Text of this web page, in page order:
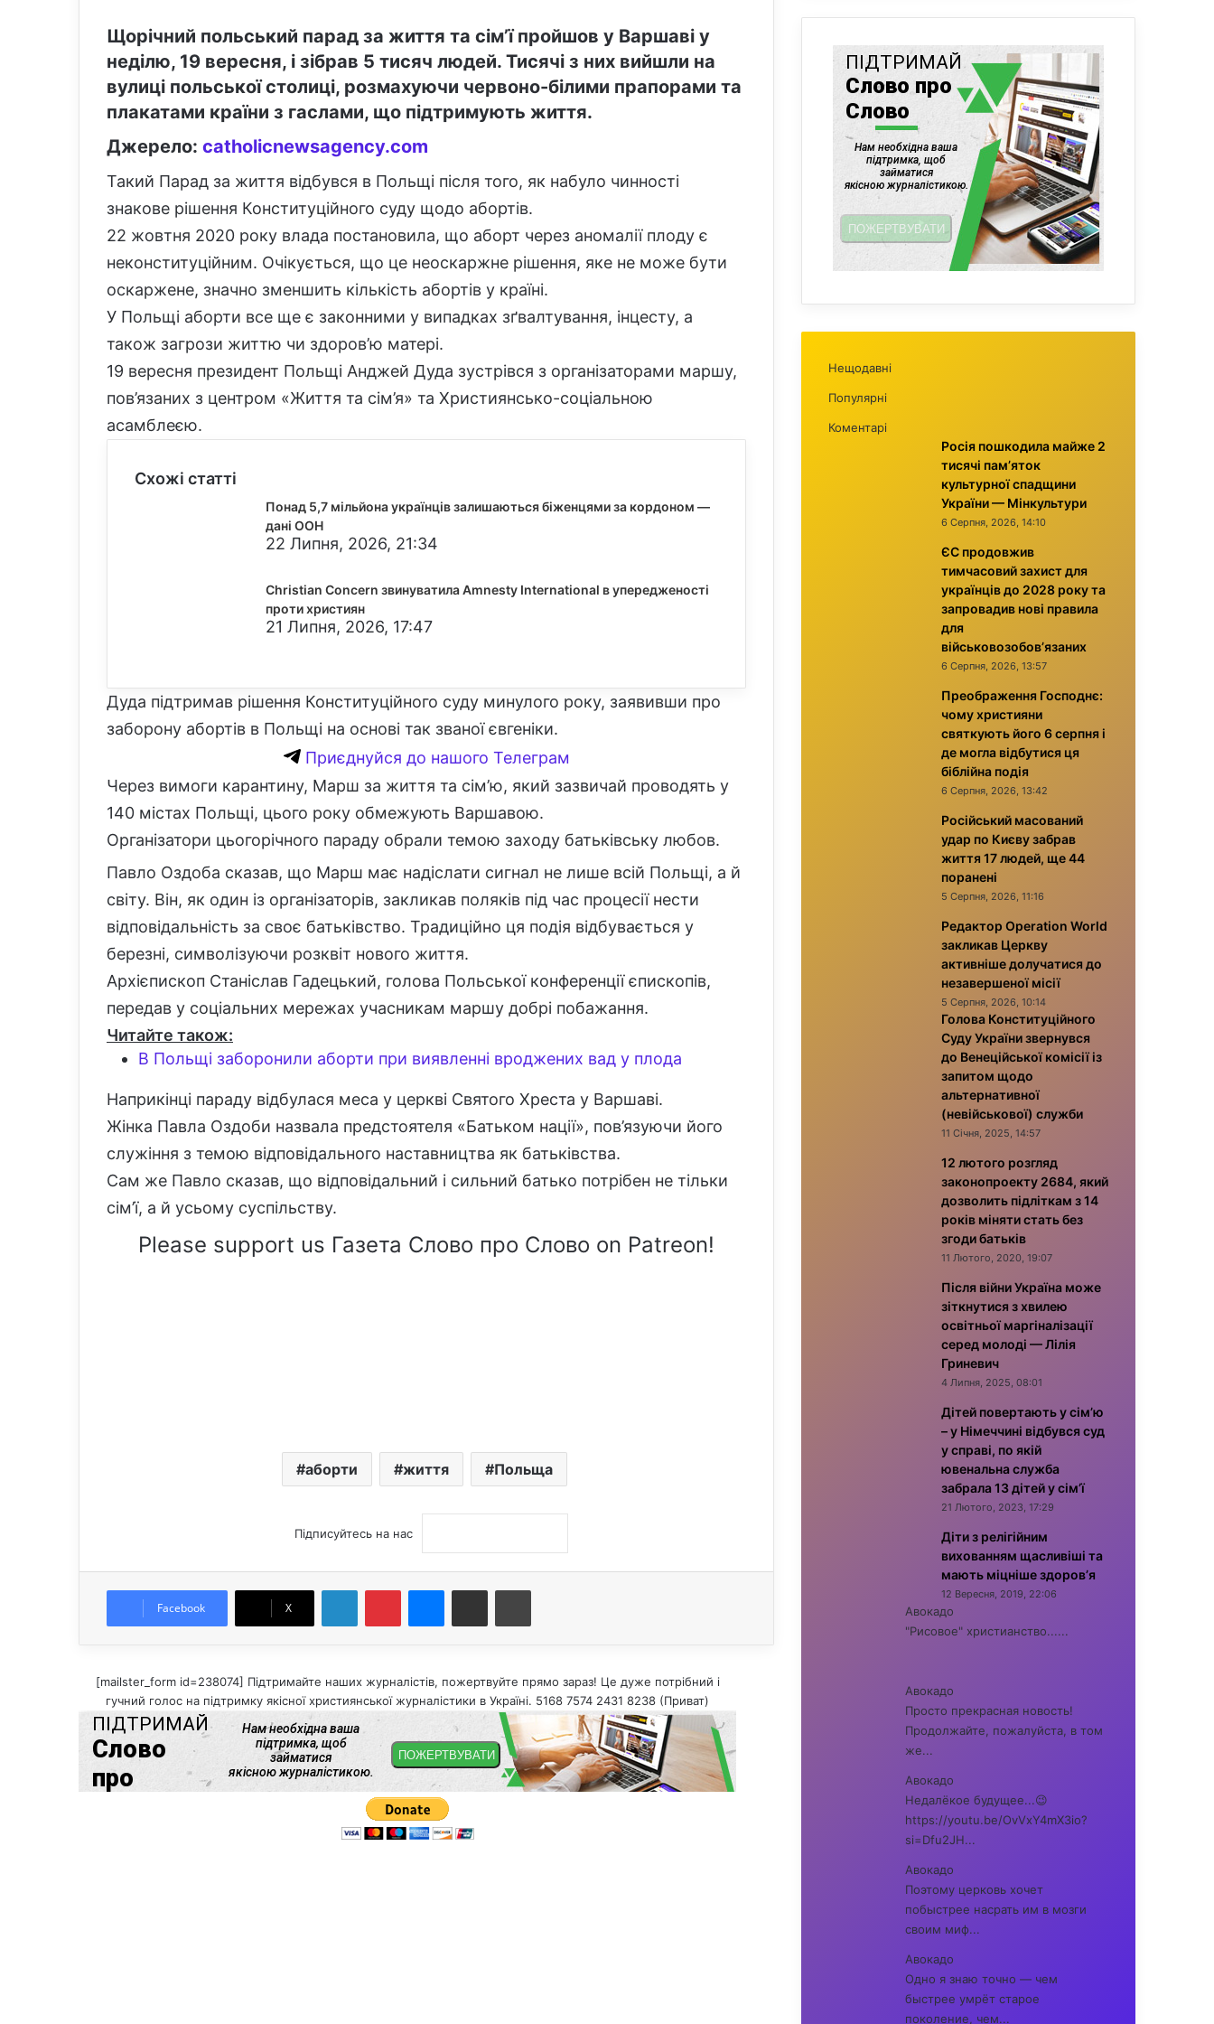
Щорічний польський парад за життя та сім’ї пройшов у Варшаві у
неділю, 19 вересня, і зібрав 5 тисяч людей. Тисячі з них вийшли на
вулиці польської столиці, розмахуючи червоно-білими прапорами та
плакатами країни з гаслами, що підтримують життя.
Джерело: catholicnewsagency.com
Такий Парад за життя відбувся в Польщі після того, як набуло чинності
знакове рішення Конституційного суду щодо абортів.
22 жовтня 2020 року влада постановила, що аборт через аномалії плоду є
неконституційним. Очікується, що це неоскаржне рішення, яке не може бути
оскаржене, значно зменшить кількість абортів у країні.
У Польщі аборти все ще є законними у випадках зґвалтування, інцесту, а
також загрози життю чи здоров’ю матері.
19 вересня президент Польщі Анджей Дуда зустрівся з організаторами маршу,
пов’язаних з центром «Життя та сім’я» та Християнсько-соціальною
асамблеєю.
Схожі статті
Понад 5,7 мільйона українців залишаються біженцями за кордоном —
дані ООН
22 Липня, 2026, 21:34
Christian Concern звинуватила Amnesty International в упередженості
проти християн
21 Липня, 2026, 17:47
Дуда підтримав рішення Конституційного суду минулого року, заявивши про
заборону абортів в Польщі на основі так званої євгеніки.
Приєднуйся до нашого Телеграм
Через вимоги карантину, Марш за життя та сім’ю, який зазвичай проводять у
140 містах Польщі, цього року обмежують Варшавою.
Організатори цьогорічного параду обрали темою заходу батьківську любов.
Павло Оздоба сказав, що Марш має надіслати сигнал не лише всій Польщі, а й
світу. Він, як один із організаторів, закликав поляків під час процесії нести
відповідальність за своє батьківство. Традиційно ця подія відбувається у
березні, символізуючи розквіт нового життя.
Архієпископ Станіслав Гадецький, голова Польської конференції єпископів,
передав у соціальних мережах учасникам маршу добрі побажання.
Читайте також:
В Польщі заборонили аборти при виявленні вроджених вад у плода
Наприкінці параду відбулася меса у церкві Святого Хреста у Варшаві.
Жінка Павла Оздоби назвала предстоятеля «Батьком нації», пов’язуючи його
служіння з темою відповідального наставництва як батьківства.
Сам же Павло сказав, що відповідальний і сильний батько потрібен не тільки
сім’ї, а й усьому суспільству.
Please support us Газета Слово про Слово on Patreon!
аборти життя Польща
Підписуйтесь на нас
Facebook X
Поділитися електронною поштою
[mailster_form id=238074] Підтримайте наших журналістів, пожертвуйте прямо зараз! Це дуже потрібний і
гучний голос на підтримку якісної християнської журналістики в Україні. 5168 7574 2431 8238 (Приват)
Нещодавні
Популярні
Коментарі
Росія пошкодила майже 2
тисячі пам’яток
культурної спадщини
України — Мінкультури
6 Серпня, 2026, 14:10
ЄС продовжив
тимчасовий захист для
українців до 2028 року та
запровадив нові правила
для
військовозобов’язаних
6 Серпня, 2026, 13:57
Преображення Господнє:
чому християни
святкують його 6 серпня і
де могла відбутися ця
біблійна подія
6 Серпня, 2026, 13:42
Російський масований
удар по Києву забрав
життя 17 людей, ще 44
поранені
5 Серпня, 2026, 11:16
Редактор Operation World
закликав Церкву
активніше долучатися до
незавершеної місії
5 Серпня, 2026, 10:14
Голова Конституційного
Суду України звернувся
до Венеційської комісії із
запитом щодо
альтернативної
(невійськової) служби
11 Січня, 2025, 14:57
12 лютого розгляд
законопроекту 2684, який
дозволить підліткам з 14
років міняти стать без
згоди батьків
11 Лютого, 2020, 19:07
Після війни Україна може
зіткнутися з хвилею
освітньої маргіналізації
серед молоді — Лілія
Гриневич
4 Липня, 2025, 08:01
Дітей повертають у сім’ю
– у Німеччині відбувся суд
у справі, по якій
ювенальна служба
забрала 13 дітей у сім’ї
21 Лютого, 2023, 17:29
Діти з релігійним
вихованням щасливіші та
мають міцніше здоров’я
12 Вересня, 2019, 22:06
Авокадо
"Рисовое" христианство......
Авокадо
Просто прекрасная новость!
Продолжайте, пожалуйста, в том
же...
Авокадо
Недалёкое будущее...😉
https://youtu.be/OvVxY4mX3io?
si=Dfu2JH...
Авокадо
Поэтому церковь хочет
побыстрее насрать им в мозги
своим миф...
Авокадо
Одно я знаю точно — чем
быстрее умрёт старое
поколение, чем...